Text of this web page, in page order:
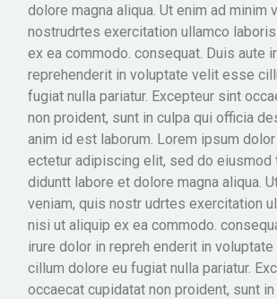
dolore magna aliqua. Ut enim ad minim
nostrudrtes exercitation ullamco
ex ea commodo. consequat. Duis aute
reprehenderit in voluptate velit esse
fugiat nulla pariatur. Excepteur sint
non proident, sunt in culpa qui officia
anim id est laborum. Lorem ipsum
ectetur adipiscing elit, sed do eiusmod
diduntt labore et dolore magna aliqua.
veniam, quis nostr udrtes exercitation
nisi ut aliquip ex ea commodo.
irure dolor in repreh enderit in
cillum dolore eu fugiat nulla pariatur.
occaecat cupidatat non proident, sunt